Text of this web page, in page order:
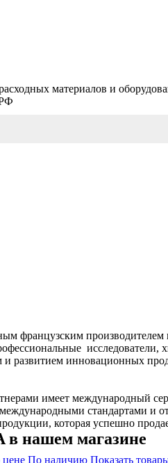
материалов и
французским производителем
и развитием инновационных
имеет международный
международными стандартами и
которая успешно
в нашем магазине
По наличию Показать